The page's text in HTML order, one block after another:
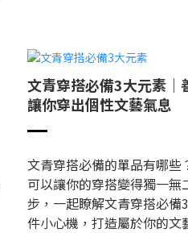
文青穿搭必備3大元素｜
讓你穿出個性文藝氣息
文青穿搭必備的單品有哪些
可以讓你的穿搭變得獨一無
步，一起瞭解文青穿搭必備
件小心機，打造屬於你的文